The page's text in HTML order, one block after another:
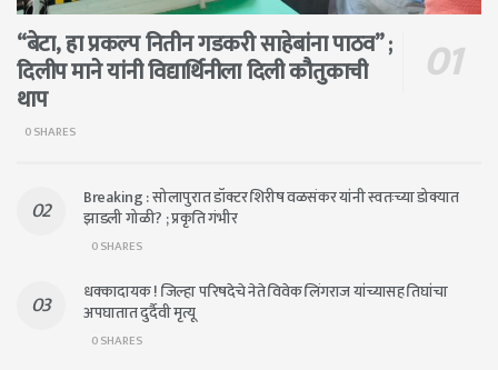
“बेटा, हा प्रकल्प नितीन गडकरी साहेबांना पाठव” ;
दिलीप माने यांनी विद्यार्थिनीला दिली कौतुकाची
थाप
0 SHARES
Breaking : सोलापुरात डॉक्टर शिरीष वळसंकर यांनी स्वतःच्या डोक्यात
झाडली गोळी? ; प्रकृति गंभीर
0 SHARES
धक्कादायक ! जिल्हा परिषदेचे नेते विवेक लिंगराज यांच्यासह तिघांचा
अपघातात दुर्दैवी मृत्यू
0 SHARES